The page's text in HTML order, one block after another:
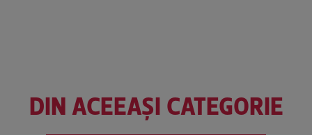
DIN ACEEAȘI CATEGORIE